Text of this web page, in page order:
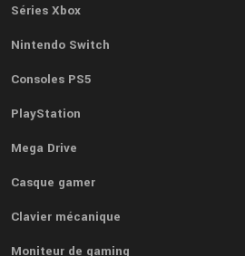
Séries Xbox
Nintendo Switch
Consoles PS5
PlayStation
Mega Drive
Casque gamer
Clavier mécanique
Moniteur de gaming